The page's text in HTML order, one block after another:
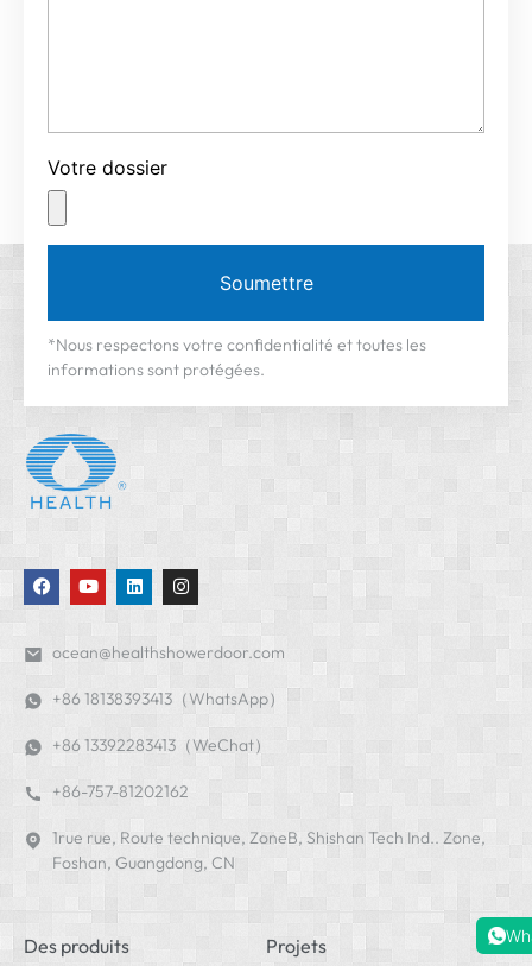
Votre dossier
Soumettre
*Nous respectons votre confidentialité et toutes les
informations sont protégées.
ocean@healthshowerdoor.com
+86 18138393413（WhatsApp）
+86 13392283413（WeChat）
+86-757-81202162
1rue rue, Route technique, ZoneB, Shishan Tech Ind.. Zone,
Foshan, Guangdong, CN
Des produits Projets